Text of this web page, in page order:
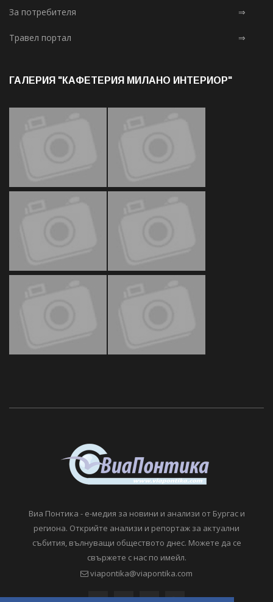
За потребителя ⇒
Травел портал ⇒
ГАЛЕРИЯ "КАФЕТЕРИЯ МИЛАНО ИНТЕРИОР"
Виа Понтика - е-медия за новини и анализи от Бургас и
региона. Открийте анализи и репортаж за актуални
събития, вълнуващи обществото днес. Можете да се
свържете с нас по имейл.
viapontika@viapontika.com